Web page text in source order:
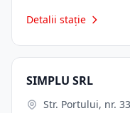
Detalii stație
SIMPLU SRL
Str. Portului, nr.